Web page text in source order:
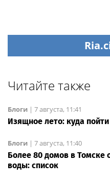
Читайте также
Блоги | 7 августа, 11:41
Изящное лето: куда
Блоги | 7 августа, 11:40
Более 80 домов в Томске
воды: список